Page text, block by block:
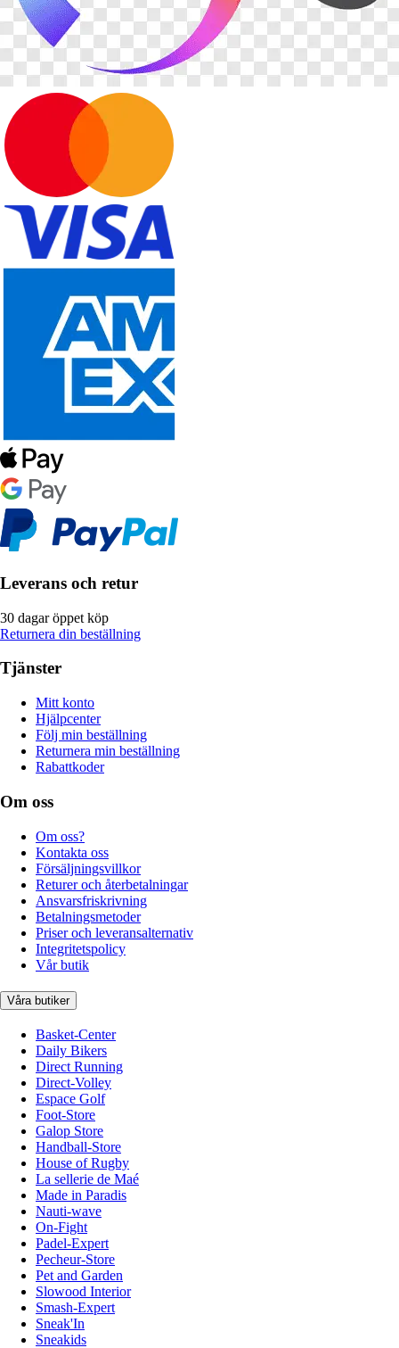
Leverans och retur
30 dagar öppet köp
Returnera din beställning
Tjänster
Mitt konto
Hjälpcenter
Följ min beställning
Returnera min beställning
Rabattkoder
Om oss
Om oss?
Kontakta oss
Försäljningsvillkor
Returer och återbetalningar
Ansvarsfriskrivning
Betalningsmetoder
Priser och leveransalternativ
Integritetspolicy
Vår butik
Våra butiker
Basket-Center
Daily Bikers
Direct Running
Direct-Volley
Espace Golf
Foot-Store
Galop Store
Handball-Store
House of Rugby
La sellerie de Maé
Made in Paradis
Nauti-wave
On-Fight
Padel-Expert
Pecheur-Store
Pet and Garden
Slowood Interior
Smash-Expert
Sneak'In
Sneakids